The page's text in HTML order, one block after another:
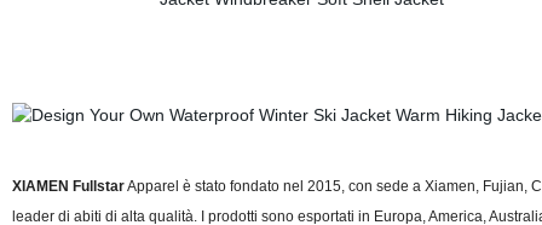
XIAMEN FullstarApparel è stato fondato nel 2015, con sede a Xiamen, Fujian,
leader di abiti di alta qualità. I prodotti sono esportati in Europa, America,